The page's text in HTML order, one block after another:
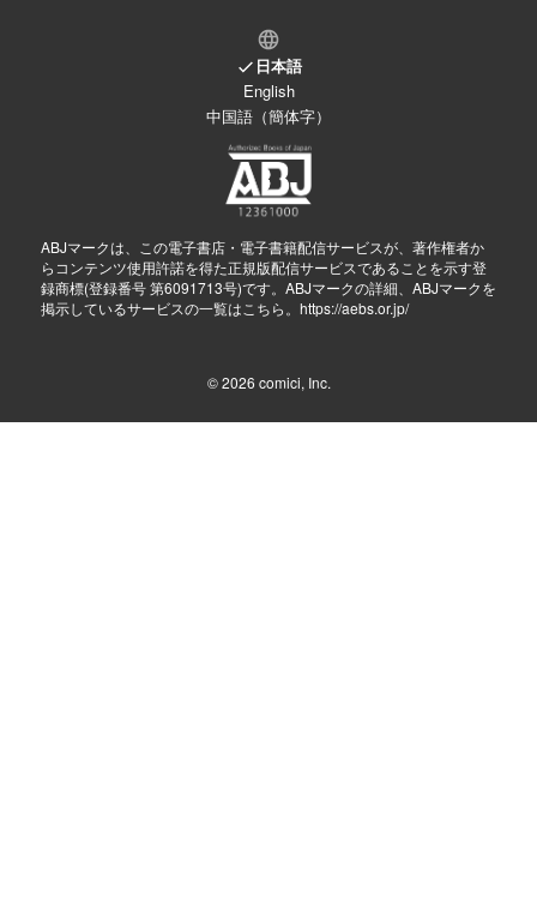
日本語
English
中国語（簡体字）
ABJマークは、この電子書店・電子書籍配信サービスが、著作権者か
らコンテンツ使用許諾を得た正規版配信サービスであることを示す登
録商標(登録番号 第6091713号)です。ABJマークの詳細、ABJマークを
掲示しているサービスの一覧はこちら。 https://aebs.or.jp/
© 2026 comici, Inc.